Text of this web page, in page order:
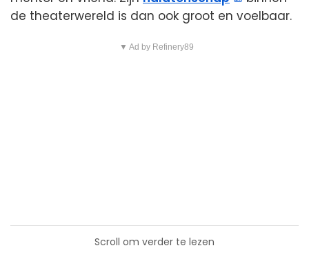
de theaterwereld is dan ook groot en voelbaar.
▼ Ad by Refinery89
Scroll om verder te lezen